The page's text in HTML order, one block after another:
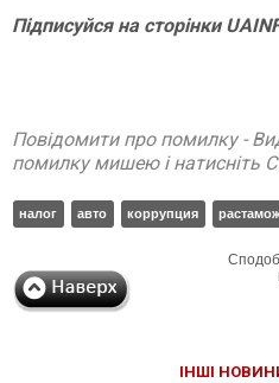
Підписуйся на сторінки
Повідомити про помилку -
помилку мишею і натисніть
налог авто коррупция
ІНШІ